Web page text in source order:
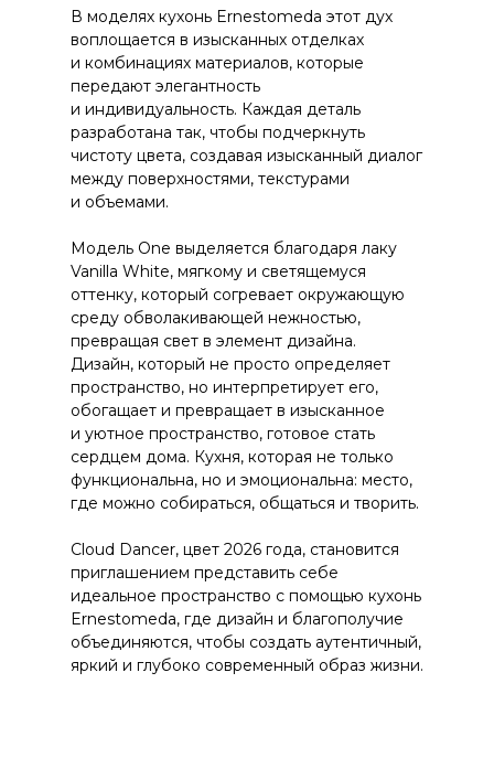
В моделях кухонь Ernestomeda этот дух
воплощается в изысканных отделках
и комбинациях материалов, которые
передают элегантность
и индивидуальность. Каждая деталь
разработана так, чтобы подчеркнуть
чистоту цвета, создавая изысканный диалог
между поверхностями, текстурами
и объемами.
Модель One выделяется благодаря лаку
Vanilla White, мягкому и светящемуся
оттенку, который согревает окружающую
среду обволакивающей нежностью,
превращая свет в элемент дизайна.
Дизайн, который не просто определяет
пространство, но интерпретирует его,
обогащает и превращает в изысканное
и уютное пространство, готовое стать
сердцем дома. Кухня, которая не только
функциональна, но и эмоциональна: место,
где можно собираться, общаться и творить.
Cloud Dancer, цвет 2026 года, становится
приглашением представить себе
идеальное пространство с помощью кухонь
Ernestomeda, где дизайн и благополучие
объединяются, чтобы создать аутентичный,
яркий и глубоко современный образ жизни.